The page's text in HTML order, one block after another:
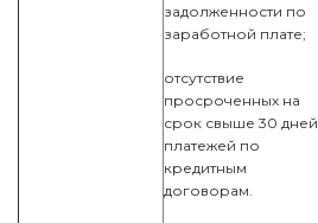
задолженности по
заработной плате;
отсутствие
просроченных на
срок свыше 30 дней
платежей по
кредитным
договорам.